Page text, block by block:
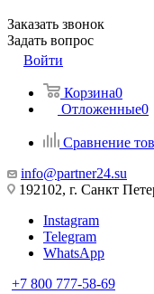
Заказать звонок
Задать вопрос
Войти
Корзина0
Отложенные0
Сравнение
info@partner24.su
192102, г. Санкт
Instagram
Telegram
WhatsApp
+7 800 777-58-69